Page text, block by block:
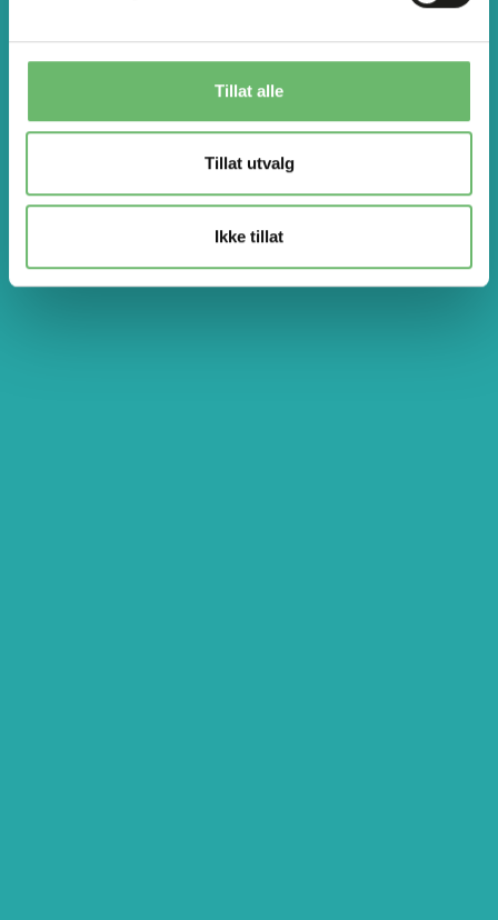
Tillat alle
Tillat utvalg
Ikke tillat